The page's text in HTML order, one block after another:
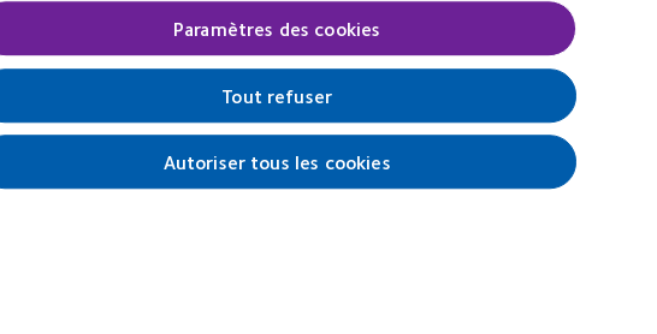
Paramètres des cookies
Tout refuser
Autoriser tous les cookies